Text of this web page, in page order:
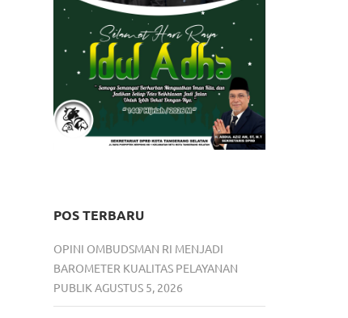
POS TERBARU
OPINI OMBUDSMAN RI MENJADI
BAROMETER KUALITAS PELAYANAN
PUBLIK AGUSTUS 5, 2026